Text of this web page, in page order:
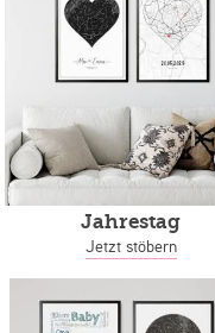
Jahrestag
Jetzt stöbern